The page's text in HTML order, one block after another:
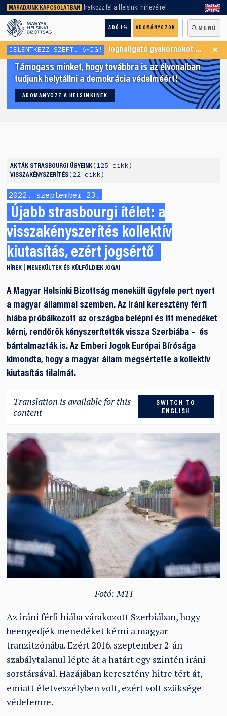
MARADJUNK KAPCSOLATBAN Iratkozz fel a Helsinki hírlevélre!
ADÓ 1% ADOMÁNYOZOK MENÜ
keresőnket!
JELENTKEZZ SZEPT. 6-IG! Joghallgató gyakornokot keresünk Menekültügyi Programunkba ×
Támogass minket, hogy továbbra is az élvonalban
tudjunk helytállni a demokrácia védelméért!
ADOMÁNYOZZ A HELSINKINEK
AKTÁK STRASBOURGI ÜGYEINK 125 cikk
VISSZAKÉNYSZERÍTÉS 22 cikk
2022. szeptember 23.
Újabb strasbourgi ítélet: a
visszakényszerítés kollektív
kiutasítás, ezért jogsértő
HÍREK MENEKÜLTEK ÉS KÜLFÖLDIEK JOGAI
A Magyar Helsinki Bizottság menekült ügyfele pert nyert
a magyar állammal szemben. Az iráni keresztény férfi
hiába próbálkozott az országba belépni és itt menedéket
kérni, rendőrök kényszerítették vissza Szerbiába – és
bántalmazták is. Az Emberi Jogok Európai Bírósága
kimondta, hogy a magyar állam megsértette a kollektív
kiutasítás tilalmát.
Translation is available for this
content
SWITCH TO
ENGLISH
Fotó: MTI
Az iráni férfi hiába várakozott Szerbiában, hogy
beengedjék menedéket kérni a magyar
tranzitzónába. Ezért 2016. szeptember 2-án
szabálytalanul lépte át a határt egy szintén iráni
sorstársával. Hazájában keresztény hitre tért át,
emiatt életveszélyben volt, ezért volt szüksége
védelemre.